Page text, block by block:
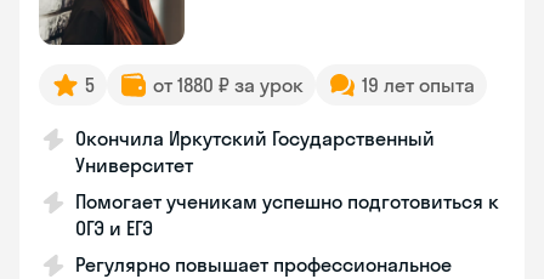
5 от 1880 ₽ за урок 19 лет опыта
Окончила Иркутский Государственный
Университет
Помогает ученикам успешно подготовиться к
ОГЭ и ЕГЭ
Регулярно повышает профессиональное